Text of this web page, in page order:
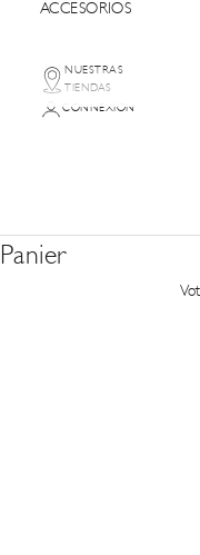
ACCESORIOS
NUESTRAS
TIENDAS
CONNEXION
Panier